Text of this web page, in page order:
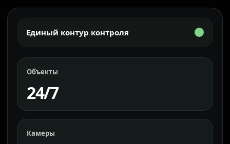
Единый контур контроля
Объекты
24/7
Камеры